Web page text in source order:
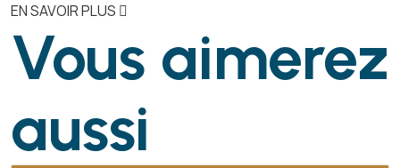
EN SAVOIR PLUS
Vous aimerez
aussi